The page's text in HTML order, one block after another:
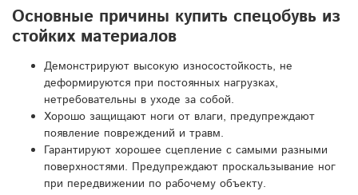
Основные причины купить спецобувь из
стойких материалов
Демонстрируют высокую износостойкость, не
деформируются при постоянных нагрузках,
нетребовательны в уходе за собой.
Хорошо защищают ноги от влаги, предупреждают
появление повреждений и травм.
Гарантируют хорошее сцепление с самыми разными
поверхностями. Предупреждают проскальзывание ног
при передвижении по рабочему объекту.